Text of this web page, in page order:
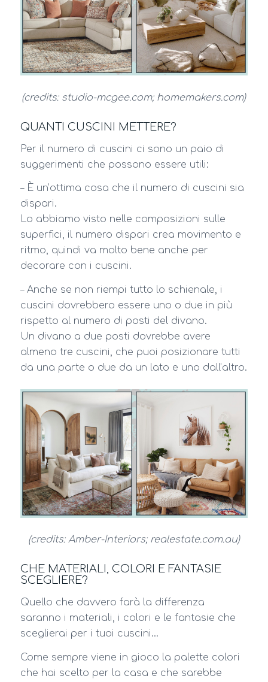
(credits: studio-mcgee.com; homemakers.com)
QUANTI CUSCINI METTERE?
Per il numero di cuscini ci sono un paio di
suggerimenti che possono essere utili:
– È un’ottima cosa che il numero di cuscini sia
dispari.
Lo abbiamo visto nelle composizioni sulle
superfici, il numero dispari crea movimento e
ritmo, quindi va molto bene anche per
decorare con i cuscini.
– Anche se non riempi tutto lo schienale, i
cuscini dovrebbero essere uno o due in più
rispetto al numero di posti del divano.
Un divano a due posti dovrebbe avere
almeno tre cuscini, che puoi posizionare tutti
da una parte o due da un lato e uno dall’altro.
(credits: Amber-Interiors; realestate.com.au)
CHE MATERIALI, COLORI E FANTASIE
SCEGLIERE?
Quello che davvero farà la differenza
saranno i materiali, i colori e le fantasie che
sceglierai per i tuoi cuscini…
Come sempre viene in gioco la palette colori
che hai scelto per la casa e che sarebbe